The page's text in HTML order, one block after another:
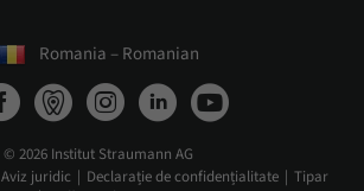
Romania – Romanian
© 2026 Institut Straumann AG
Aviz juridic Declarație de confidențialitate
Tipar